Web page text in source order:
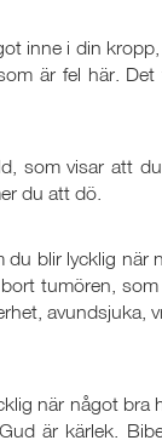
inne i din
är fel här.
som visar att
du att dö.
blir lycklig när
tumören,
avundsjuka,
när något bra
är kärlek.